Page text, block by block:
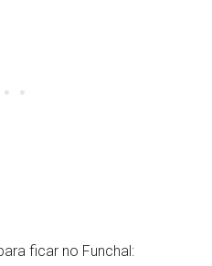
ficar no Funchal: